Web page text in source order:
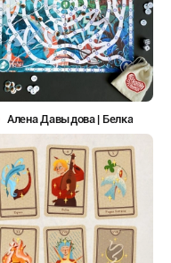
Алена Давыдова | Белка